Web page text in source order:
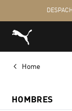
Home
HOMBRES